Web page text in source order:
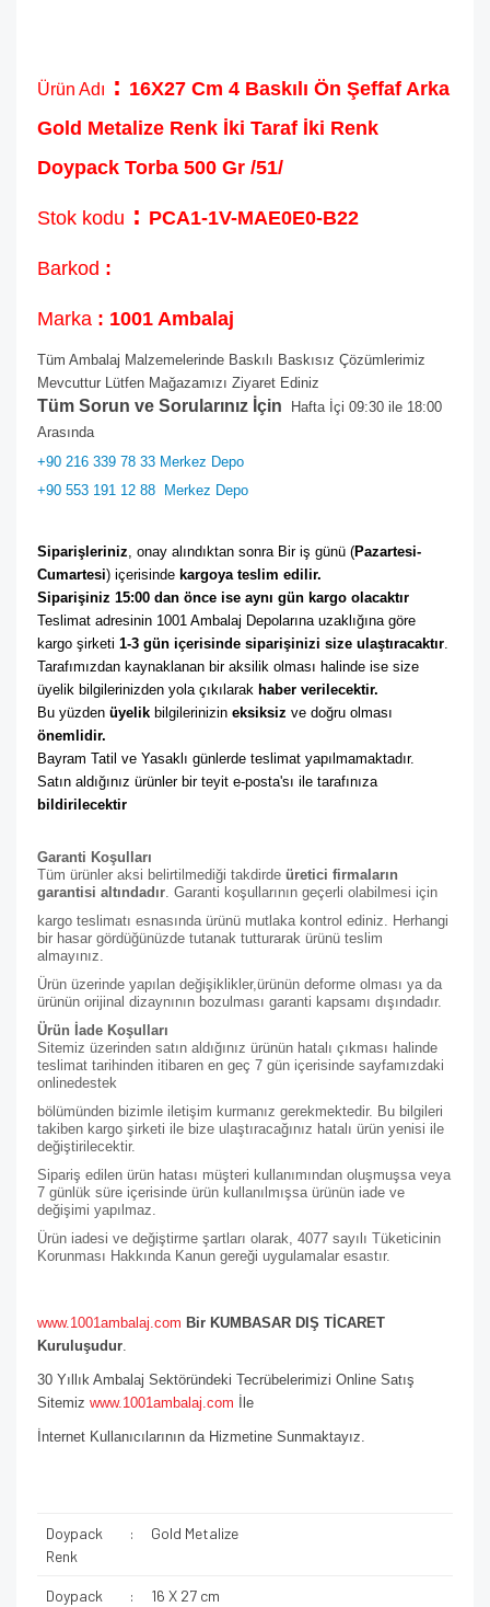
Ürün Adı : 16X27 Cm 4 Baskılı Ön Şeffaf Arka
Gold Metalize Renk İki Taraf İki Renk
Doypack Torba 500 Gr /51/
Stok kodu : PCA1-1V-MAE0E0-B22
Barkod :
Marka : 1001 Ambalaj
Tüm Ambalaj Malzemelerinde Baskılı Baskısız Çözümlerimiz
Mevcuttur Lütfen Mağazamızı Ziyaret Ediniz
Tüm Sorun ve Sorularınız İçin Hafta İçi 09:30 ile 18:00
Arasında
+90 216 339 78 33 Merkez Depo
+90 553 191 12 88 Merkez Depo
Siparişleriniz, onay alındıktan sonra Bir iş günü (Pazartesi-
Cumartesi) içerisinde kargoya teslim edilir.
Siparişiniz 15:00 dan önce ise aynı gün kargo olacaktır
Teslimat adresinin 1001 Ambalaj Depolarına uzaklığına göre
kargo şirketi 1-3 gün içerisinde siparişinizi size ulaştıracaktır.
Tarafımızdan kaynaklanan bir aksilik olması halinde ise size
üyelik bilgilerinizden yola çıkılarak haber verilecektir.
Bu yüzden üyelik bilgilerinizin eksiksiz
önemlidir.
Bayram Tatil ve Yasaklı günlerde teslimat yapılmamaktadır.
Satın aldığınız ürünler bir teyit e-posta'sı ile tarafınıza
bildirilecektir
Garanti Koşulları
Tüm ürünler aksi belirtilmediği takdirde üretici firmaların
garantisi altındadır. Garanti koşullarının geçerli olabilmesi için
kargo teslimatı esnasında ürünü mutlaka kontrol ediniz. Herhangi
bir hasar gördüğünüzde tutanak tutturarak ürünü teslim
almayınız.
Ürün üzerinde yapılan değişiklikler,ürünün deforme olması ya da
ürünün orijinal dizaynının bozulması garanti kapsamı dışındadır.
Ürün İade Koşulları
Sitemiz üzerinden satın aldığınız ürünün hatalı çıkması halinde
teslimat tarihinden itibaren en geç 7 gün içerisinde sayfamızdaki
onlinedestek
bölümünden bizimle iletişim kurmanız gerekmektedir. Bu bilgileri
takiben kargo şirketi ile bize ulaştıracağınız hatalı ürün yenisi ile
değiştirilecektir.
Sipariş edilen ürün hatası müşteri kullanımından oluşmuşsa veya
7 günlük süre içerisinde ürün kullanılmışsa ürünün iade ve
değişimi yapılmaz.
Ürün iadesi ve değiştirme şartları olarak, 4077 sayılı Tüketicinin
Korunması Hakkında Kanun gereği uygulamalar esastır.
www.1001ambalaj.com Bir KUMBASAR DIŞ TİCARET
Kuruluşudur.
30 Yıllık Ambalaj Sektöründeki Tecrübelerimizi Online Satış
Sitemiz www.1001ambalaj.com İle
İnternet Kullanıcılarının da Hizmetine Sunmaktayız.
Doypack
Renk
: Gold Metalize
Doypack
: 16 X 27 cm